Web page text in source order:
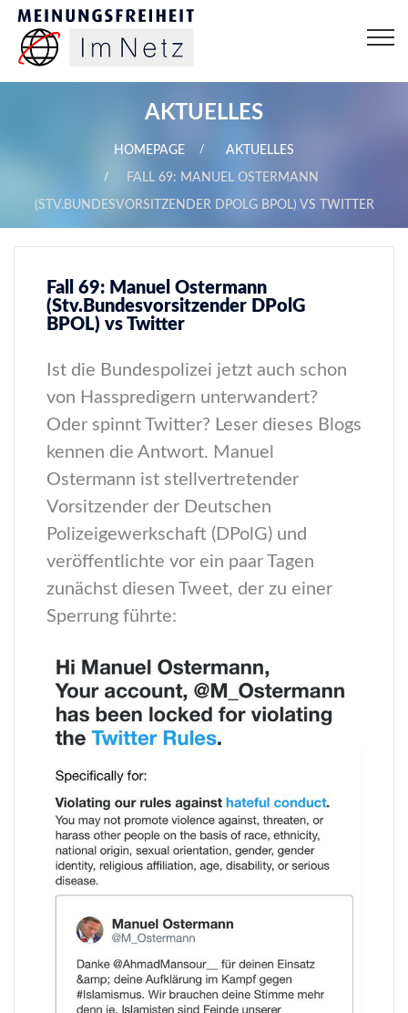
AKTUELLES
HOMEPAGE AKTUELLES
FALL 69: MANUEL OSTERMANN
(STV.BUNDESVORSITZENDER DPOLG BPOL) VS TWITTER
Fall 69: Manuel Ostermann
(Stv.Bundesvorsitzender DPolG
BPOL) vs Twitter
Ist die Bundespolizei jetzt auch schon
von Hasspredigern unterwandert?
Oder spinnt Twitter? Leser dieses Blogs
kennen die Antwort. Manuel
Ostermann ist stellvertretender
Vorsitzender der Deutschen
Polizeigewerkschaft (DPolG) und
veröffentlichte vor ein paar Tagen
zunächst diesen Tweet, der zu einer
Sperrung führte: